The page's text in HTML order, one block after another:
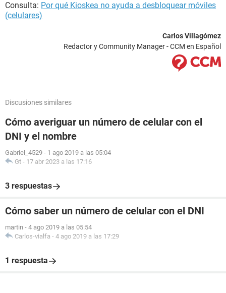
Consulta: Por qué Kioskea no ayuda a desbloquear móviles
(celulares)
Carlos Villagómez
Redactor y Community Manager - CCM en Español
Discusiones similares
Cómo averiguar un número de celular con el
DNI y el nombre
Gabriel_4529 - 1 ago 2019 a las 05:04
Gt - 17 abr 2023 a las 17:16
3 respuestas
Cómo saber un número de celular con el DNI
martin - 4 ago 2019 a las 05:54
Carlos-vialfa - 4 ago 2019 a las 17:29
1 respuesta